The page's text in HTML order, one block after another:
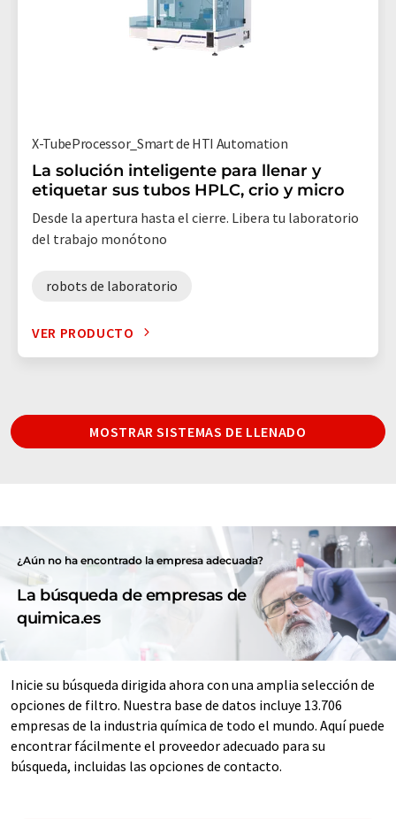
X-TubeProcessor_Smart de HTI Automation
La solución inteligente para llenar y
etiquetar sus tubos HPLC, crio y micro
Desde la apertura hasta el cierre. Libera tu laboratorio
del trabajo monótono
robots de laboratorio
VER PRODUCTO
MOSTRAR SISTEMAS DE LLENADO
¿Aún no ha encontrado la empresa adecuada?
La búsqueda de empresas de
quimica.es
Inicie su búsqueda dirigida ahora con una amplia selección de
opciones de filtro. Nuestra base de datos incluye 13.706
empresas de la industria química de todo el mundo. Aquí puede
encontrar fácilmente el proveedor adecuado para su
búsqueda, incluidas las opciones de contacto.